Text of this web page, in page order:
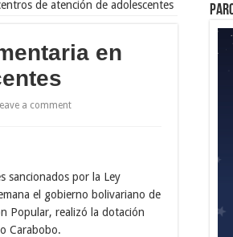
de atención de adolescentes
en
a comment
sancionados por la Ley
el gobierno bolivariano de
Popular, realizó la dotación
Carabobo.